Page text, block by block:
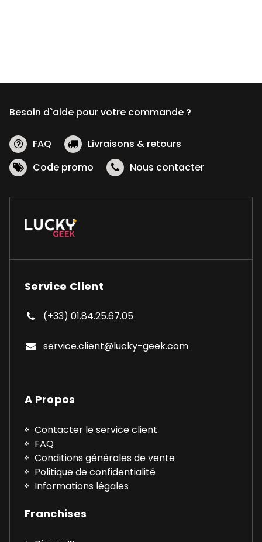
Besoin d`aide pour votre commande ?
FAQ
Livraisons & retours
Code promo
Nous contacter
Service Client
(+33) 01.84.25.67.05
service.client@lucky-geek.com
A Propos
Contacter le service client
FAQ
Conditions générales de vente
Politique de confidentialité
Informations légales
Franchises